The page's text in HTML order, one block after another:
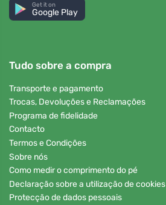
Get it on
Google Play
Tudo sobre a compra
Transporte e pagamento
Trocas, Devoluções e Reclamações
Programa de fidelidade
Contacto
Termos e Condições
Sobre nós
Como medir o comprimento do pé
Declaração sobre a utilização de cookies
Protecção de dados pessoais